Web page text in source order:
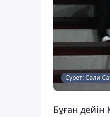
Сурет: Сали
Бұған